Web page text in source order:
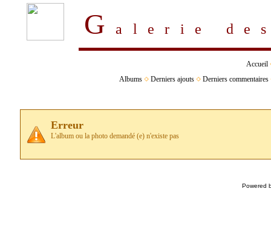
Galerie
Accueil
Albums
Derniers ajouts Derniers commentaires
Erreur
L'album ou la photo demandé (e) n'existe pas
Powered